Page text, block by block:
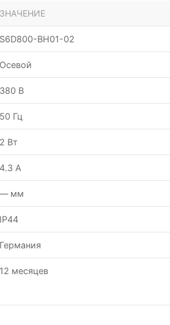
ЗНАЧЕНИЕ
S6D800-BH01-02
Осевой
380 В
50 Гц
2 Вт
4.3 А
— мм
IP44
Германия
12 месяцев